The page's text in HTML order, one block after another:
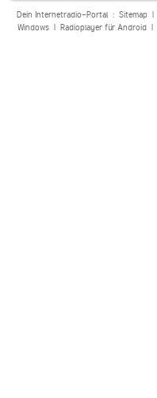
Dein Internetradio-Portal : Sitemap|
Windows| Radioplayer für Android|